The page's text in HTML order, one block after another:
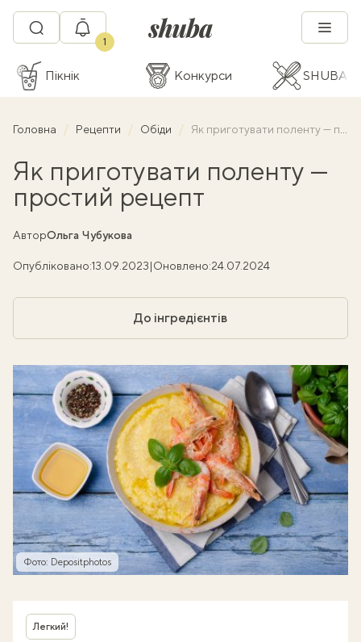
1
Пікнік Конкурси SHUBA
Головна Рецепти Обіди Як приготувати поленту — простий рецепт
Як приготувати поленту —
простий рецепт
АвторОльга Чубукова
Опубліковано:13.09.2023|Оновлено:24.07.2024
До інгредієнтів
Фото: Depositphotos
Легкий!